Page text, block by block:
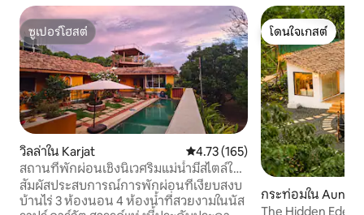
ซูเปอร์โฮสต์
ซูเปอร์โฮสต์
วิลล่าใน Karjat คะแนนเฉลี่ย 4.73 จาก 5, 165 รีวิว
4.73 (165)
สถานที่พักผ่อนเชิงนิเวศริมแม่น้ำมีสไตล์ใน
Karjat/Matheran
สัมผัสประสบการณ์การพักผ่อนที่เงียบสงบ
บ้านไร่ 3 ห้องนอน 4 ห้องน้ำที่สวยงามในนัส
โดนใจเกสต์
โดนใจเกสต์
กระท่อมใน
The Hidden